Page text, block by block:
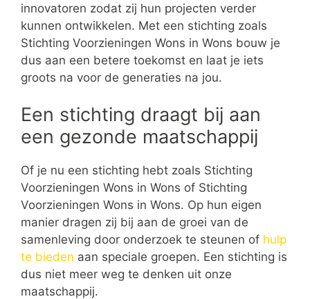
innovatoren zodat zij hun projecten verder
kunnen ontwikkelen. Met een stichting zoals
Stichting Voorzieningen Wons in Wons bouw je
dus aan een betere toekomst en laat je iets
groots na voor de generaties na jou.
Een stichting draagt bij aan
een gezonde maatschappij
Of je nu een stichting hebt zoals Stichting
Voorzieningen Wons in Wons of Stichting
Voorzieningen Wons in Wons. Op hun eigen
manier dragen zij bij aan de groei van de
samenleving door onderzoek te steunen of hulp
te bieden aan speciale groepen. Een stichting is
dus niet meer weg te denken uit onze
maatschappij.